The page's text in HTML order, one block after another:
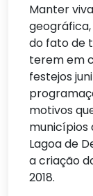
Manter
do fato de
terem em
festejos
motivos
municípios
Lagoa de
a criação
2018.